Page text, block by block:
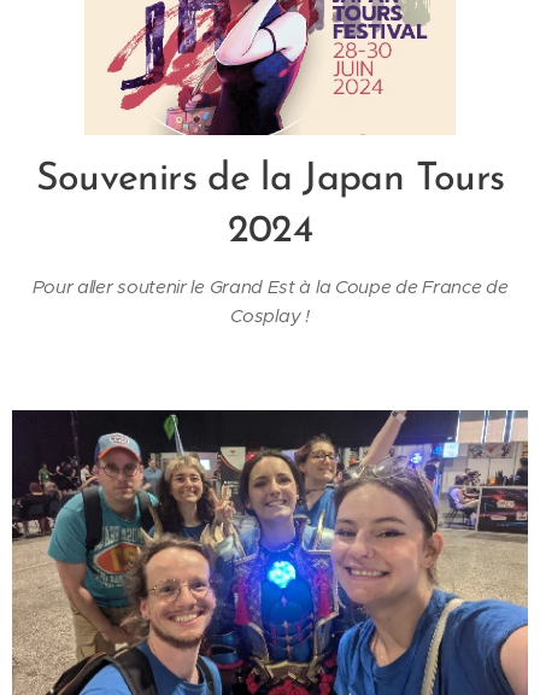
Souvenirs de la Japan Tours
2024
Pour aller soutenir le Grand Est à la Coupe de France de
Cosplay !